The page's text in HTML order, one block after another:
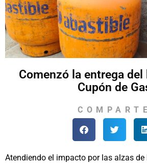
Comenzó la entrega
Cupón de
COMPARTE
Atendiendo el impacto por las alzas